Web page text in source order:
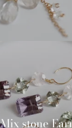
Mix stone